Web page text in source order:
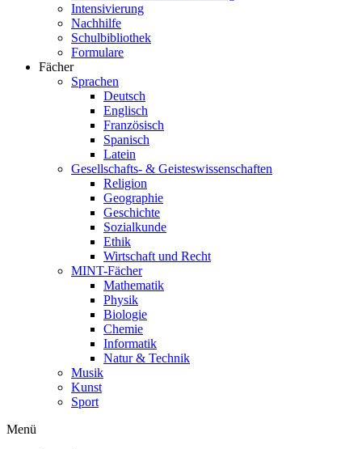
Intensivierung
Nachhilfe
Schulbibliothek
Formulare
Fächer
Sprachen
Deutsch
Englisch
Französisch
Spanisch
Latein
Gesellschafts- & Geisteswissenschaften
Religion
Geographie
Geschichte
Sozialkunde
Ethik
Wirtschaft und Recht
MINT-Fächer
Mathematik
Physik
Biologie
Chemie
Informatik
Natur & Technik
Musik
Kunst
Sport
Menü